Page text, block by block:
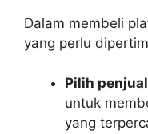
Dalam membeli
yang perlu
Pilih
untuk
yang